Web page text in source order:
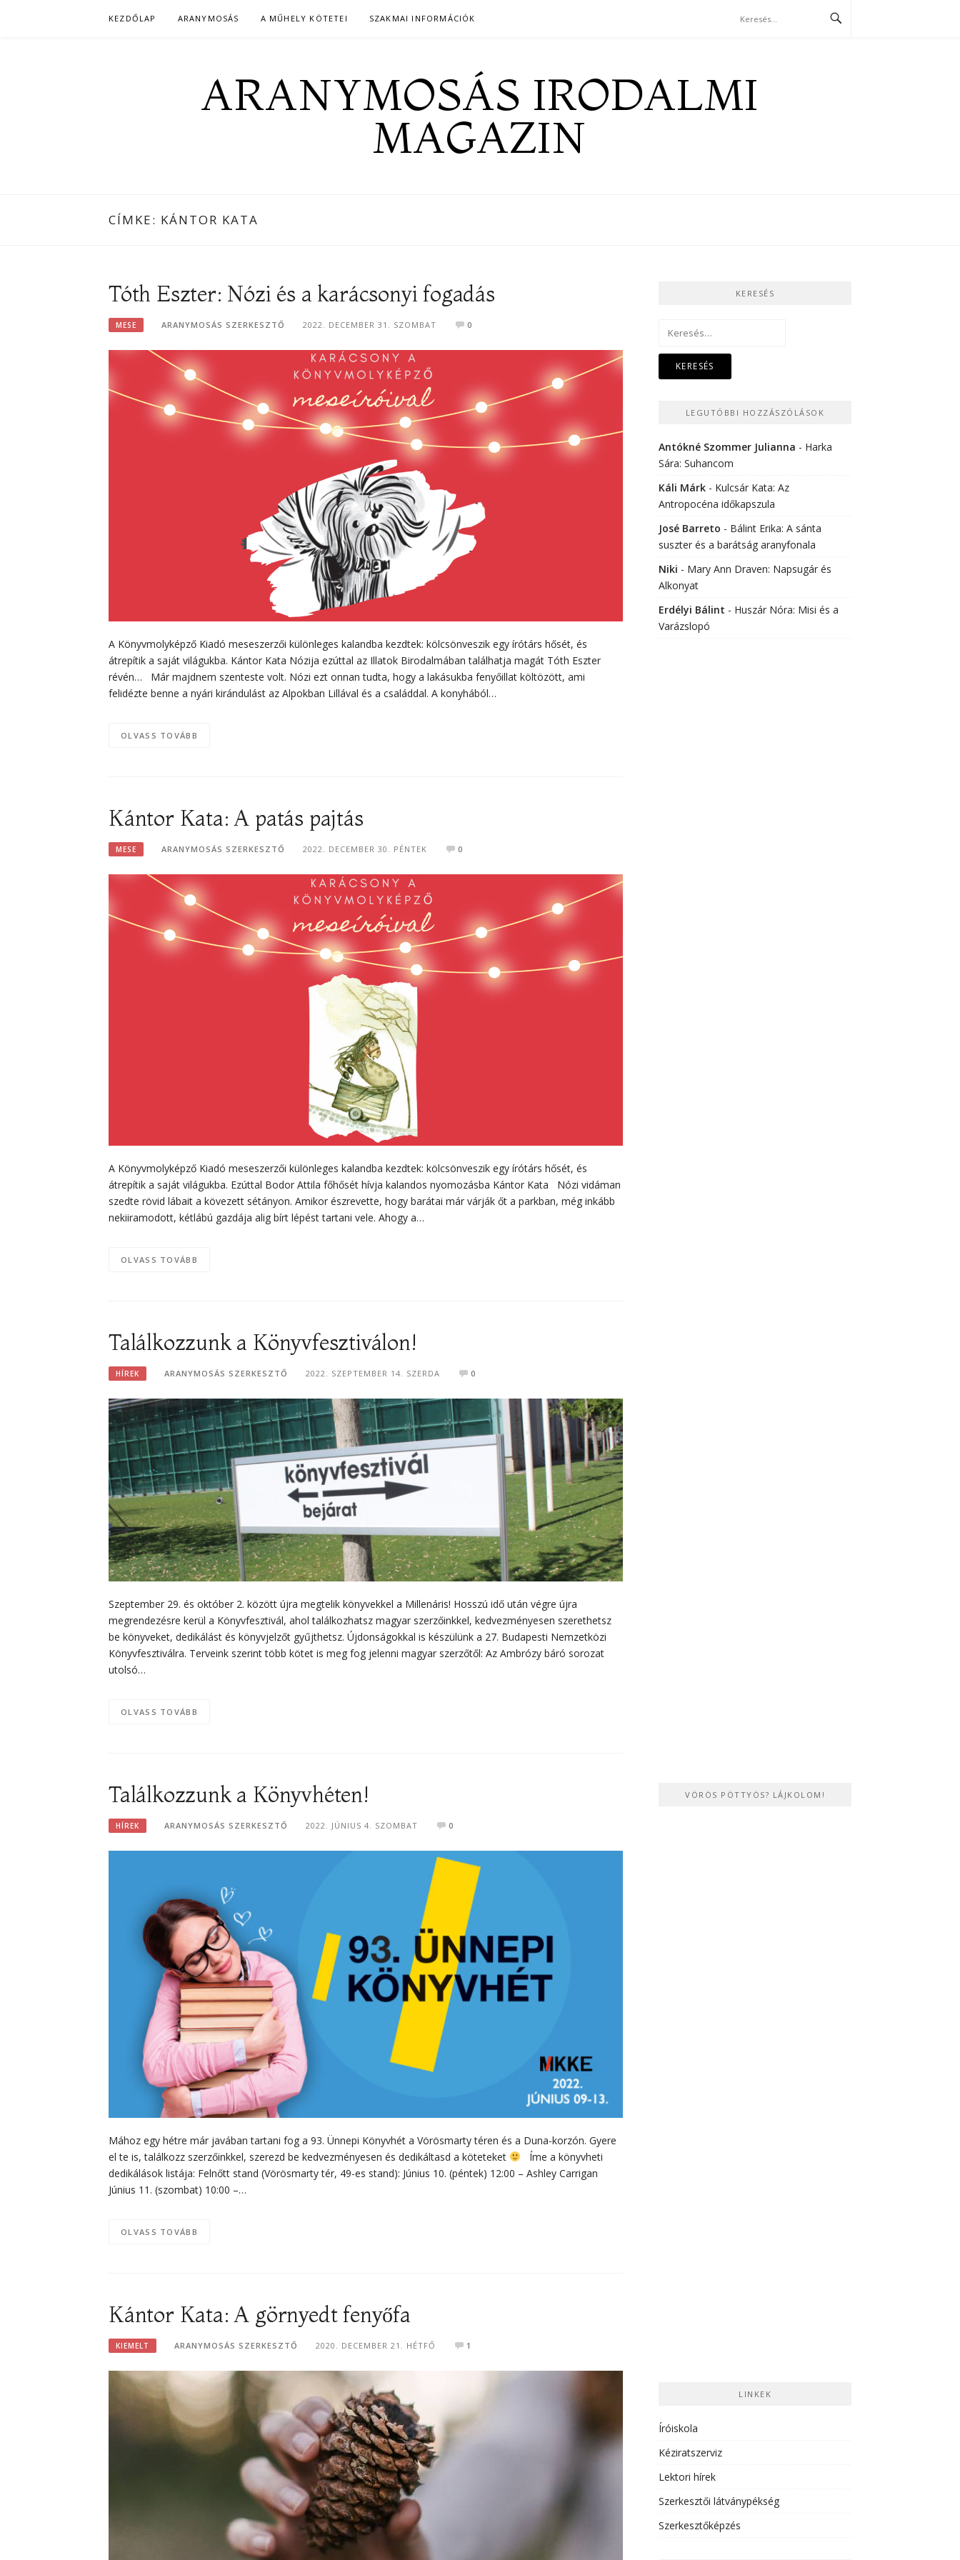
KEZDŐLAP ARANYMOSÁS A MŰHELY KÖTETEI SZAKMAI INFORMÁCIÓK
ARANYMOSÁS IRODALMI
MAGAZIN
CÍMKE: KÁNTOR KATA
Tóth Eszter: Nózi és a karácsonyi fogadás
MESE ARANYMOSÁS SZERKESZTŐ 2022. DECEMBER 31. SZOMBAT 0
A Könyvmolyképző Kiadó meseszerzői különleges kalandba kezdtek: kölcsönveszik egy írótárs hősét, és
átrepítik a saját világukba. Kántor Kata Nózija ezúttal az Illatok Birodalmában találhatja magát Tóth Eszter
révén… Már majdnem szenteste volt. Nózi ezt onnan tudta, hogy a lakásukba fenyőillat költözött, ami
felidézte benne a nyári kirándulást az Alpokban Lillával és a családdal. A konyhából…
OLVASS TOVÁBB
Kántor Kata: A patás pajtás
MESE ARANYMOSÁS SZERKESZTŐ 2022. DECEMBER 30. PÉNTEK 0
A Könyvmolyképző Kiadó meseszerzői különleges kalandba kezdtek: kölcsönveszik egy írótárs hősét, és
átrepítik a saját világukba. Ezúttal Bodor Attila főhősét hívja kalandos nyomozásba Kántor Kata Nózi vidáman
szedte rövid lábait a kövezett sétányon. Amikor észrevette, hogy barátai már várják őt a parkban, még inkább
nekiiramodott, kétlábú gazdája alig bírt lépést tartani vele. Ahogy a…
OLVASS TOVÁBB
Találkozzunk a Könyvfesztiválon!
HÍREK ARANYMOSÁS SZERKESZTŐ 2022. SZEPTEMBER 14. SZERDA 0
Szeptember 29. és október 2. között újra megtelik könyvekkel a Millenáris! Hosszú idő után végre újra
megrendezésre kerül a Könyvfesztivál, ahol találkozhatsz magyar szerzőinkkel, kedvezményesen szerethetsz
be könyveket, dedikálást és könyvjelzőt gyűjthetsz. Újdonságokkal is készülünk a 27. Budapesti Nemzetközi
Könyvfesztiválra. Terveink szerint több kötet is meg fog jelenni magyar szerzőtől: Az Ambrózy báró sorozat
utolsó…
OLVASS TOVÁBB
Találkozzunk a Könyvhéten!
HÍREK ARANYMOSÁS SZERKESZTŐ 2022. JÚNIUS 4. SZOMBAT 0
Mához egy hétre már javában tartani fog a 93. Ünnepi Könyvhét a Vörösmarty téren és a Duna-korzón. Gyere
el te is, találkozz szerzőinkkel, szerezd be kedvezményesen és dedikáltasd a köteteket
Íme a könyvheti
dedikálások listája: Felnőtt stand (Vörösmarty tér, 49-es stand): Június 10. (péntek) 12:00 – Ashley Carrigan
Június 11. (szombat) 10:00 –…
OLVASS TOVÁBB
Kántor Kata: A görnyedt fenyőfa
KIEMELT ARANYMOSÁS SZERKESZTŐ 2020. DECEMBER 21. HÉTFŐ 1
KERESÉS
Keresés:
LEGUTÓBBI HOZZÁSZÓLÁSOK
Antókné Szommer Julianna - Harka
Sára: Suhancom
Káli Márk - Kulcsár Kata: Az
Antropocéna időkapszula
José Barreto - Bálint Erika: A sánta
suszter és a barátság aranyfonala
Niki - Mary Ann Draven: Napsugár és
Alkonyat
Erdélyi Bálint - Huszár Nóra: Misi és a
Varázslopó
VÖRÖS PÖTTYÖS? LÁJKOLOM!
LINKEK
Íróiskola
Kéziratszerviz
Lektori hírek
Szerkesztői látványpékség
Szerkesztőképzés